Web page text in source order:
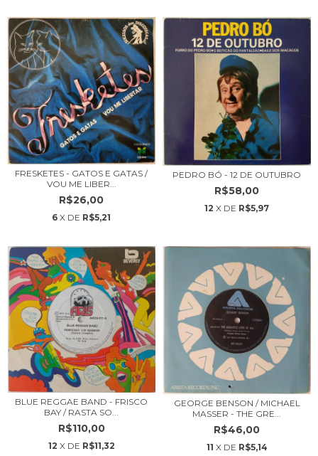
FRESKETES - GATOS E GATAS /
VOU ME LIBER...
R$26,00
6 X DE R$5,21
PEDRO BÓ - 12 DE OUTUBRO
R$58,00
12 X DE R$5,97
BLUE REGGAE BAND - FRISCO
BAY / RASTA SO...
R$110,00
12 X DE R$11,32
GEORGE BENSON / MICHAEL
MASSER - THE GRE...
R$46,00
11 X DE R$5,14